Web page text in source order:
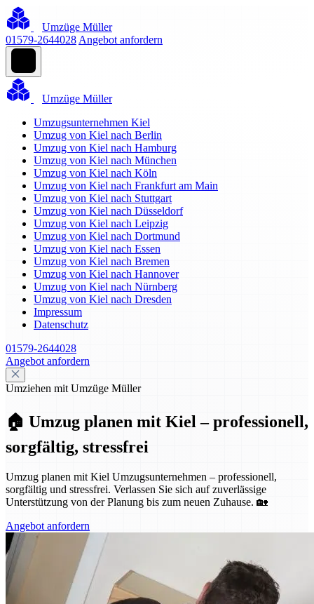
Umzüge Müller
01579-2644028 Angebot anfordern
Umzüge Müller
Umzugsunternehmen Kiel
Umzug von Kiel nach Berlin
Umzug von Kiel nach Hamburg
Umzug von Kiel nach München
Umzug von Kiel nach Köln
Umzug von Kiel nach Frankfurt am Main
Umzug von Kiel nach Stuttgart
Umzug von Kiel nach Düsseldorf
Umzug von Kiel nach Leipzig
Umzug von Kiel nach Dortmund
Umzug von Kiel nach Essen
Umzug von Kiel nach Bremen
Umzug von Kiel nach Hannover
Umzug von Kiel nach Nürnberg
Umzug von Kiel nach Dresden
Impressum
Datenschutz
01579-2644028
Angebot anfordern
Umziehen mit Umzüge Müller
🏠 Umzug planen mit Kiel – professionell,
sorgfältig, stressfrei
Umzug planen mit Kiel Umzugsunternehmen – professionell,
sorgfältig und stressfrei. Verlassen Sie sich auf zuverlässige
Unterstützung von der Planung bis zum neuen Zuhause. 🏡
Angebot anfordern